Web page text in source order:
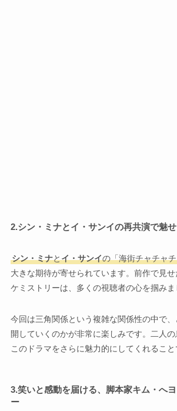
2.シン・ミナとイ・サンイの再共演で魅
シン・ミナとイ・サンイの「海街チャチャ
大きな期待が寄せられています。前作で見
ケミストリーは、多くの視聴者の心を掴みま
今回は三角関係という複雑な関係性の中で
開していくのかが非常に楽しみです。二人の
このドラマをさらに魅力的にしてくれること
3.笑いと感動を届ける、脚本家キム・へ
ー